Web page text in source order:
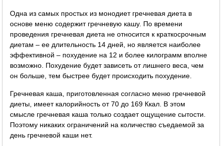
Одна из самых простых из монодиет гречневая диета в
основе меню содержит гречневую кашу. По времени
проведения гречневая диета не относится к краткосрочным
диетам – ее длительность 14 дней, но является наиболее
эффективной – похудение на 12 и более килограмм вполне
возможно. Похудение будет зависеть от лишнего веса, чем
он больше, тем быстрее будет происходить похудение.
Гречневая каша, приготовленная согласно меню гречневой
диеты, имеет калорийность от 70 до 169 Ккал. В этом
смысле гречневая каша только создает ощущение сытости.
Поэтому никаких ограничений на количество съедаемой за
день гречневой каши нет.